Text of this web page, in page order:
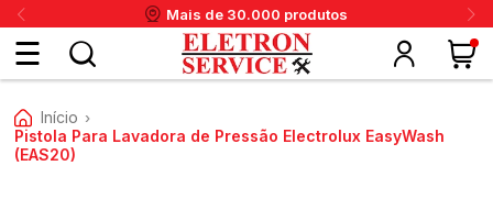
Mais de 30.000 produtos
login
Início ›
Pistola Para Lavadora de Pressão Electrolux EasyWash
(EAS20)